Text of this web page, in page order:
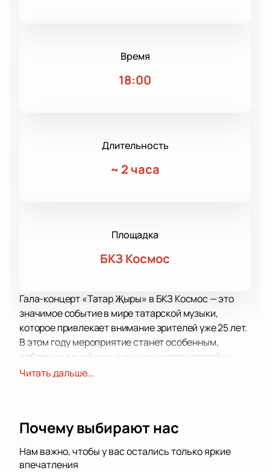
Время
18:00
Длительность
~ 2 часа
Площадка
БКЗ Космос
Гала-концерт «Татар Җыры» в БКЗ Космос — это
значимое событие в мире татарской музыки,
которое привлекает внимание зрителей уже 25 лет.
В этом году мероприятие станет особенным,
собрав на одной сцене лучших исполнителей и
коллективы, которые представят богатое
известная своим комфортом и качественным
зрителей, обеспечивая отличную видимость и
Читать дальше...
Почему выбирают нас
Нам важно, чтобы у вас остались только яркие
впечатления